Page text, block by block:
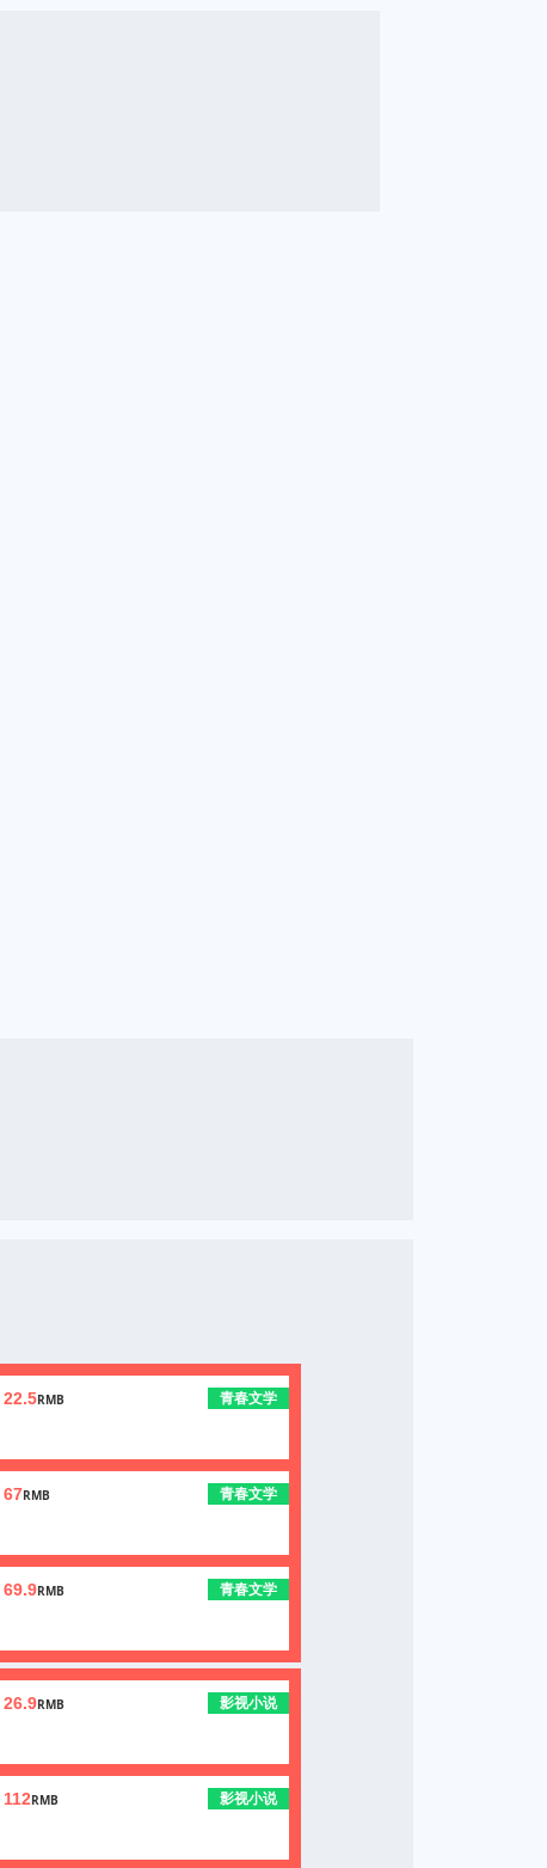
22.5RMB 青春文学
67RMB 青春文学
69.9RMB 青春文学
26.9RMB 影视小说
112RMB 影视小说